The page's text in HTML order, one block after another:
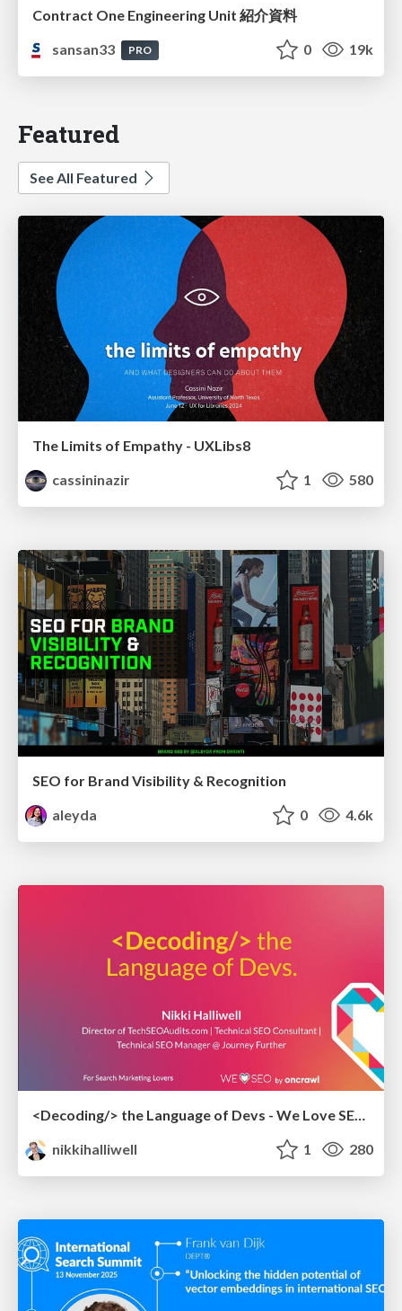
Contract One Engineering Unit 紹介資料
sansan33
PRO 0 19k
Featured
See All Featured
The Limits of Empathy - UXLibs8
cassininazir
1 580
SEO for Brand Visibility & Recognition
aleyda
0 4.6k
<Decoding/> the Language of Devs - We Love SEO 2024
nikkihalliwell
1 280